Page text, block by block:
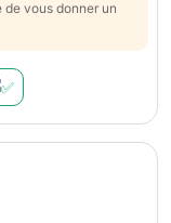
vous donner un